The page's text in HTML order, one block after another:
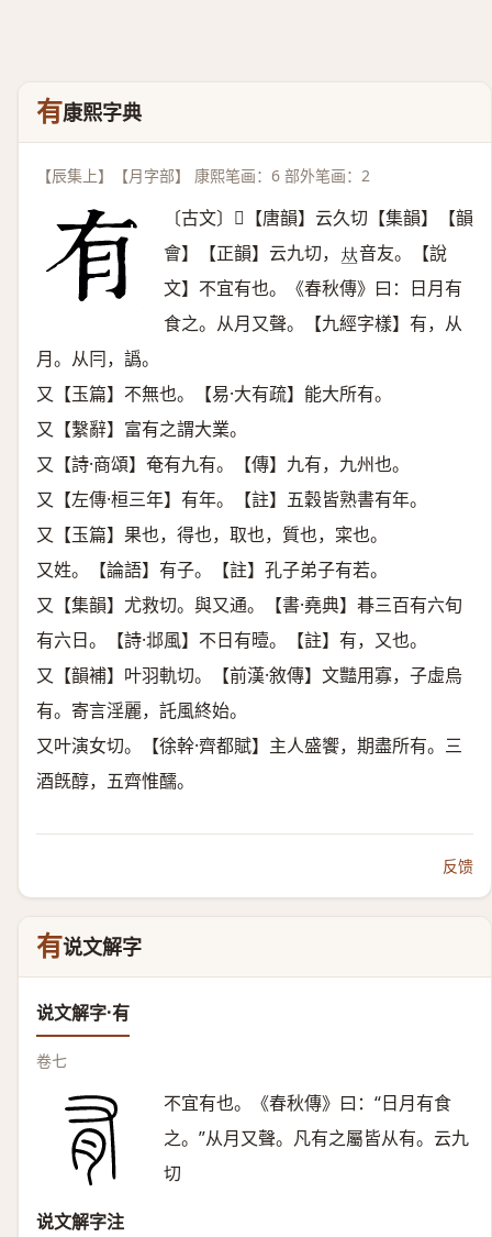
有康熙字典
【辰集上】【月字部】 康熙笔画：6 部外笔画：2
〔古文〕【唐韻】云久切【集韻】【韻
會】【正韻】云九切， 𠀤音友。【說
文】不宜有也。《春秋傳》曰：日月有
食之。从月又聲。【九經字樣】有，从
月。从冃，譌。
又【玉篇】不無也。【易·大有疏】能大所有。
又【繫辭】富有之謂大業。
又【詩·商頌】奄有九有。【傳】九有，九州也。
又【左傳·桓三年】有年。【註】五穀皆熟書有年。
又【玉篇】果也，得也，取也，質也，寀也。
又姓。【論語】有子。【註】孔子弟子有若。
又【集韻】尤救切。與又通。【書·堯典】朞三百有六旬
有六日。【詩·邶風】不日有曀。【註】有，又也。
又【韻補】叶羽軌切。【前漢·敘傳】文豔用寡，子虛烏
有。寄言淫麗，託風終始。
又叶演女切。【徐幹·齊都賦】主人盛饗，期盡所有。三
酒旣醇，五齊惟醹。
反馈
有说文解字
说文解字·有
卷七
不宜有也。《春秋傳》曰：“日月有食
之。”从月又聲。凡有之屬皆从有。云九
切
说文解字注